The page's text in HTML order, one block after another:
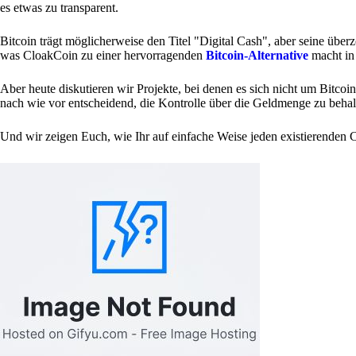
es etwas zu transparent.
Bitcoin trägt möglicherweise den Titel "Digital Cash", aber seine
was CloakCoin zu einer hervorragenden Bitcoin-Alternative macht
Aber heute diskutieren wir Projekte, bei denen es sich nicht um
nach wie vor entscheidend, die Kontrolle über die Geldmenge zu
Und wir zeigen Euch, wie Ihr auf einfache Weise jeden existierenden